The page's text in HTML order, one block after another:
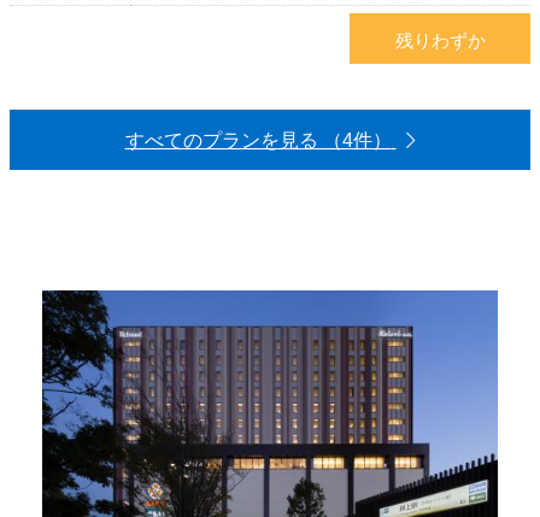
残りわずか
すべてのプランを見る （4件）